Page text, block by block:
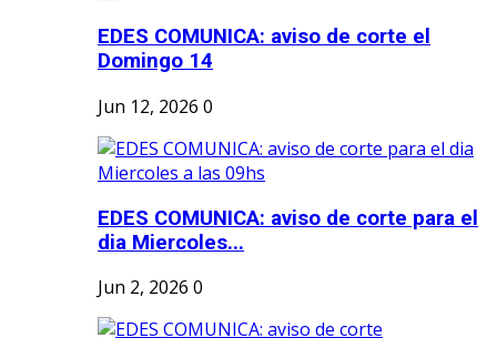
EDES COMUNICA: aviso de corte el
Domingo 14
Jun 12, 2026 0
EDES COMUNICA: aviso de corte para el
dia Miercoles...
Jun 2, 2026 0